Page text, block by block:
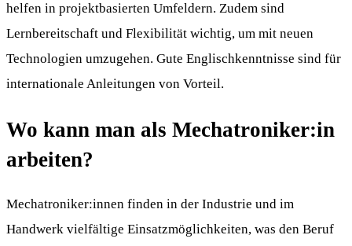
helfen in projektbasierten Umfeldern. Zudem sind
Lernbereitschaft und Flexibilität wichtig, um mit neuen
Technologien umzugehen. Gute Englischkenntnisse sind für
internationale Anleitungen von Vorteil.
Wo kann man als Mechatroniker:in
arbeiten?
Mechatroniker:innen finden in der Industrie und im
Handwerk vielfältige Einsatzmöglichkeiten, was den Beruf